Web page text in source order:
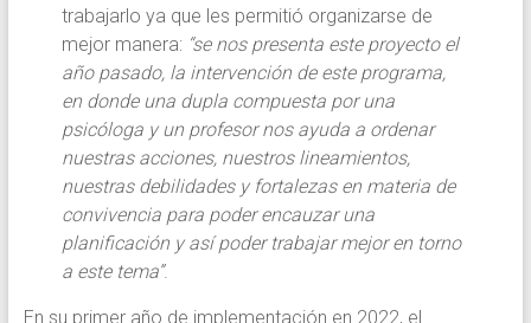
trabajarlo ya que les permitió organizarse de
mejor manera: “se nos presenta este proyecto el
año pasado, la intervención de este programa,
en donde una dupla compuesta por una
psicóloga y un profesor nos ayuda a ordenar
nuestras acciones, nuestros lineamientos,
nuestras debilidades y fortalezas en materia de
convivencia para poder encauzar una
planificación y así poder trabajar mejor en torno
a este tema”.
En su primer año de implementación en 2022, el